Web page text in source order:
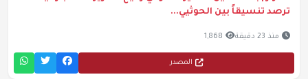
ترصد تنسيقاً بين الحوثيي...
منذ 23 دقيقة 1,868
المصدر